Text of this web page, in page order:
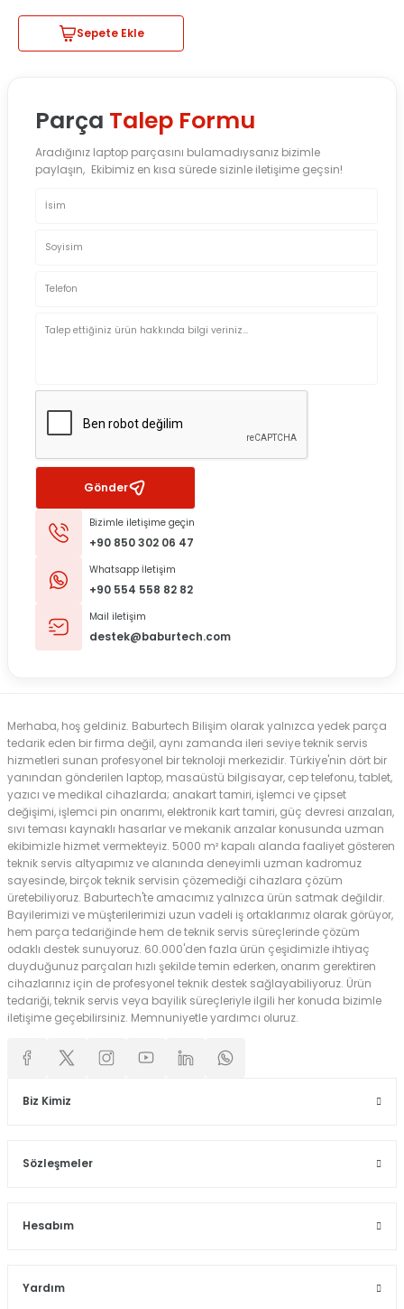
Sepete Ekle
Parça Talep Formu
Aradığınız laptop parçasını bulamadıysanız bizimle
paylaşın, Ekibimiz en kısa sürede sizinle iletişime geçsin!
Gönder
Bizimle iletişime geçin
+90 850 302 06 47
Whatsapp İletişim
+90 554 558 82 82
Mail iletişim
destek@baburtech.com
Merhaba, hoş geldiniz. Baburtech Bilişim olarak yalnızca yedek parça
tedarik eden bir firma değil, aynı zamanda ileri seviye teknik servis
hizmetleri sunan profesyonel bir teknoloji merkezidir. Türkiye'nin dört bir
yanından gönderilen laptop, masaüstü bilgisayar, cep telefonu, tablet,
yazıcı ve medikal cihazlarda; anakart tamiri, işlemci ve çipset
değişimi, işlemci pin onarımı, elektronik kart tamiri, güç devresi arızaları,
sıvı teması kaynaklı hasarlar ve mekanik arızalar konusunda uzman
ekibimizle hizmet vermekteyiz. 5000 m² kapalı alanda faaliyet gösteren
teknik servis altyapımız ve alanında deneyimli uzman kadromuz
sayesinde, birçok teknik servisin çözemediği cihazlara çözüm
üretebiliyoruz. Baburtech'te amacımız yalnızca ürün satmak değildir.
Bayilerimizi ve müşterilerimizi uzun vadeli iş ortaklarımız olarak görüyor,
hem parça tedariğinde hem de teknik servis süreçlerinde çözüm
odaklı destek sunuyoruz. 60.000'den fazla ürün çeşidimizle ihtiyaç
duyduğunuz parçaları hızlı şekilde temin ederken, onarım gerektiren
cihazlarınız için de profesyonel teknik destek sağlayabiliyoruz. Ürün
tedariği, teknik servis veya bayilik süreçleriyle ilgili her konuda bizimle
iletişime geçebilirsiniz. Memnuniyetle yardımcı oluruz.
Biz Kimiz
Sözleşmeler
Hesabım
Yardım